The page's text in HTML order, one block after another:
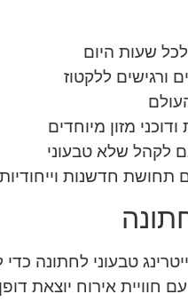
שעות היום
ורגישים ללקטוז
מזון מיוחדים
לקהל שלא טבעוני
תחושת חדשנות
טבעוני לחתונה
חוויית אירוח יוצאת